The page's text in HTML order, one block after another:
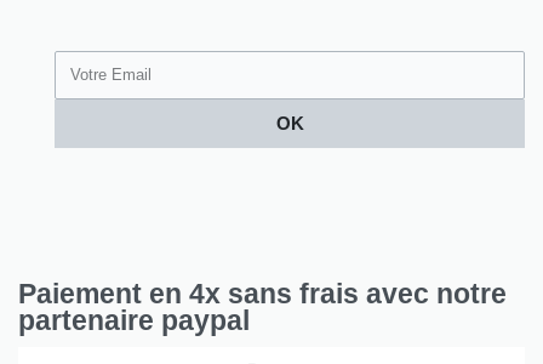
OK
Paiement en 4x sans frais avec notre
partenaire paypal